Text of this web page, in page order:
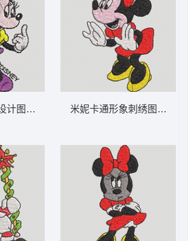
计图 米妮 33-DST格式米妮卡通形象刺绣图案 米